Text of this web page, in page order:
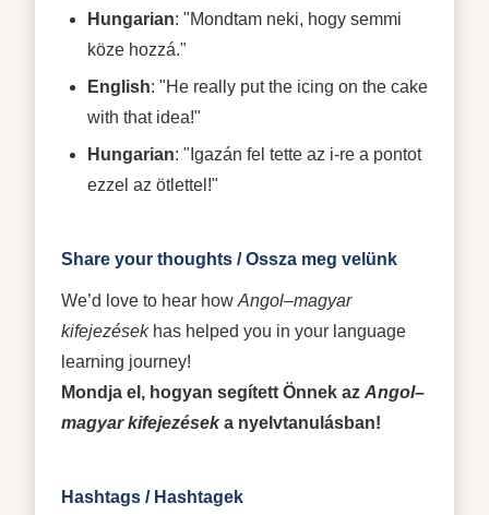
Hungarian: "Mondtam neki, hogy semmi
köze hozzá."
English: "He really put the icing on the cake
with that idea!"
Hungarian: "Igazán fel tette az i-re a pontot
ezzel az ötlettel!"
Share your thoughts / Ossza meg velünk
We’d love to hear how Angol–magyar
kifejezésekhas helped you in your language
learning journey!
Mondja el, hogyan segített Önnek az Angol–
magyar kifejezéseka nyelvtanulásban!
Hashtags / Hashtagek